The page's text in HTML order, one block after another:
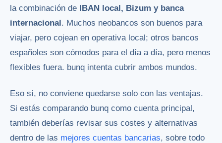
la combinación de IBAN local, Bizum y banca
internacional. Muchos neobancos son buenos para
viajar, pero cojean en operativa local; otros bancos
españoles son cómodos para el día a día, pero menos
flexibles fuera. bunq intenta cubrir ambos mundos.
Eso sí, no conviene quedarse solo con las ventajas.
Si estás comparando bunq como cuenta principal,
también deberías revisar sus costes y alternativas
dentro de las mejores cuentas bancarias, sobre todo